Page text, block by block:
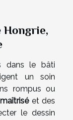
dans le bâti
un soin
rompus ou
et des
le dessin